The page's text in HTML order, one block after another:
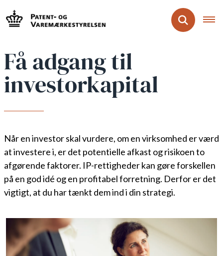
Få adgang til
investorkapital
Når en investor skal vurdere, om en virksomhed er værd
at investere i, er det potentielle afkast og risikoen to
afgørende faktorer. IP-rettigheder kan gøre forskellen
på en god idé og en profitabel forretning. Derfor er det
vigtigt, at du har tænkt dem ind i din strategi.